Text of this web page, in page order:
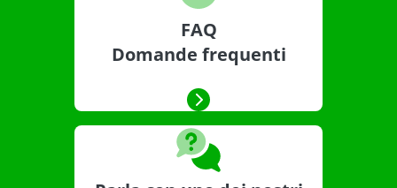
FAQ
Domande frequenti